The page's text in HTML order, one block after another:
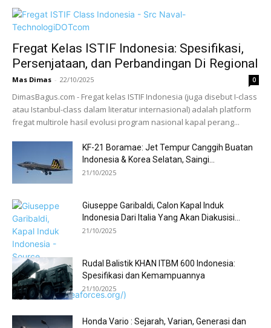
Fregat Kelas ISTIF Indonesia: Spesifikasi,
Persenjataan, dan Perbandingan Di Regional
Mas Dimas - 22/10/2025 0
DimasBagus.com - Fregat kelas ISTIF Indonesia (juga disebut I-class
atau Istanbul-class dalam literatur internasional) adalah platform
fregat multirole hasil evolusi program nasional kapal perang...
KF-21 Boramae: Jet Tempur Canggih Buatan
Indonesia & Korea Selatan, Saingi...
21/10/2025
Giuseppe Garibaldi, Calon Kapal Induk
Indonesia Dari Italia Yang Akan Diakusisi...
21/10/2025
Rudal Balistik KHAN ITBM 600 Indonesia:
Spesifikasi dan Kemampuannya
21/10/2025
Honda Vario : Sejarah, Varian, Generasi dan